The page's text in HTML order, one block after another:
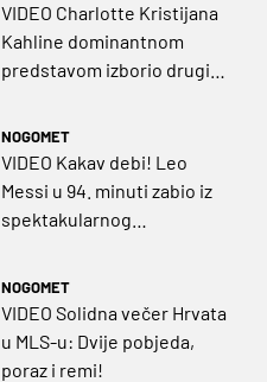
VIDEO Charlotte Kristijana
Kahline dominantnom
predstavom izborio drugi
NOGOMET
VIDEO Kakav debi! Leo
Messi u 94. minuti zabio iz
spektakularnog
NOGOMET
VIDEO Solidna večer Hrvata
u MLS-u: Dvije pobjeda,
poraz i remi!